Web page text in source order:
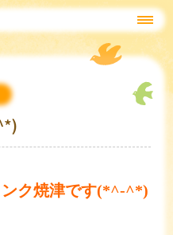
ンク焼津です(*^-^*)